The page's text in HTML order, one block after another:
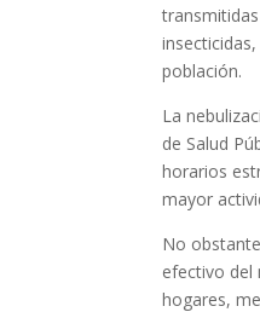
población.
La
de Salud
horarios
mayor
No
efectivo del
hogares,